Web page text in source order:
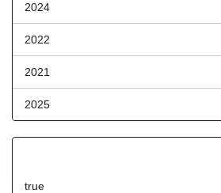
2024
2022
2021
2025
true